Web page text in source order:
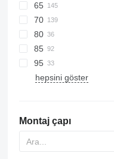
65
70
80
85
95
hepsini göster
Montaj çapı